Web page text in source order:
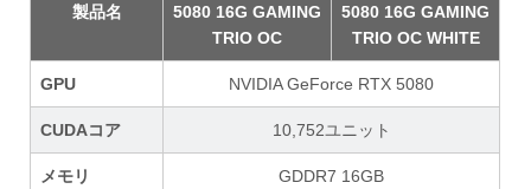
製品名
5080 16G GAMING
TRIO OC
5080 16G GAMING
TRIO OC WHITE
GPU NVIDIA GeForce RTX 5080
CUDAコア 10,752ユニット
メモリ GDDR7 16GB